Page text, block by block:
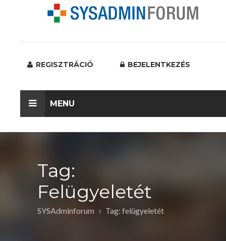
REGISZTRÁCIÓ BEJELENTKEZÉS
MENU
Tag:
Felügyeletét
SYSAdminforum Tag: felügyeletét